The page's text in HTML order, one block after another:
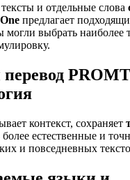
и отдельные слова
предлагает
могли выбрать наиболее
контекст, сохраняет
естественные и
и повседневных